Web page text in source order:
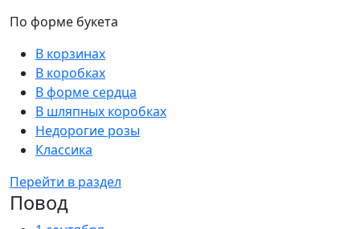
По форме букета
В корзинах
В коробках
В форме сердца
В шляпных коробках
Недорогие розы
Классика
Перейти в раздел
Повод